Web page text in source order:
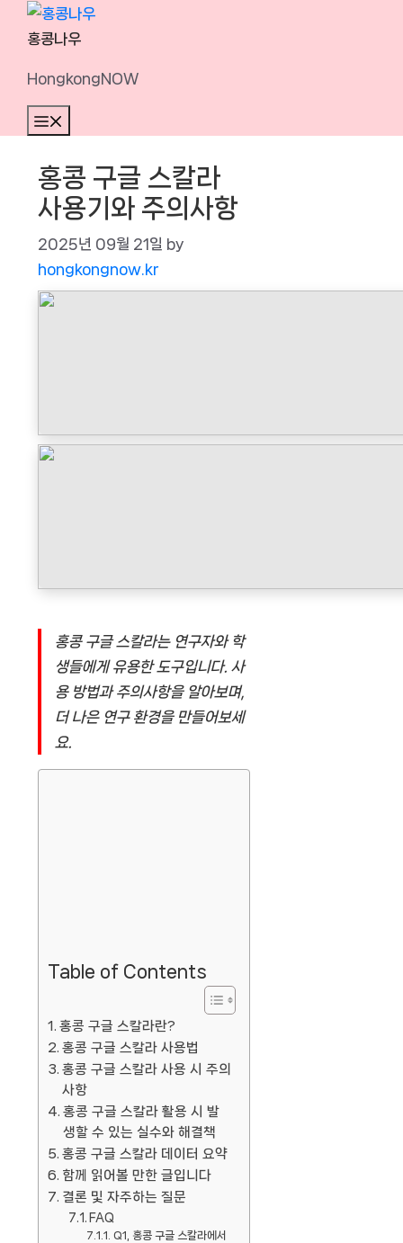
Skip
홍콩나우
HongkongNOW
홍콩 구글 스칼라
사용기와 주의사항
2025년 09월 21일 by
hongkongnow.kr
홍콩 구글 스칼라는 연구자와 학
생들에게 유용한 도구입니다. 사
용 방법과 주의사항을 알아보며,
더 나은 연구 환경을 만들어보세
요.
Table of Contents
홍콩 구글 스칼라란?
홍콩 구글 스칼라 사용법
홍콩 구글 스칼라 사용 시 주의
사항
홍콩 구글 스칼라 활용 시 발
생할 수 있는 실수와 해결책
홍콩 구글 스칼라 데이터 요약
함께 읽어볼 만한 글입니다
결론 및 자주하는 질문
FAQ
Q1, 홍콩 구글 스칼라에서